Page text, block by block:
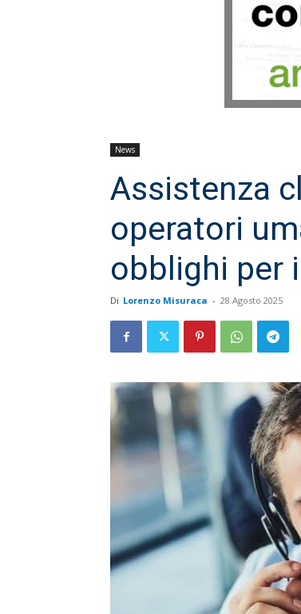
News
Assistenza
operatori
obblighi per
Di Lorenzo Misuraca - 28 Agosto 2025